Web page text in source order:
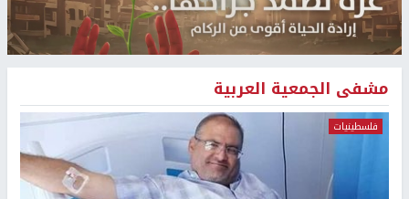
مشفى الجمعية العربية
فلسطينيات